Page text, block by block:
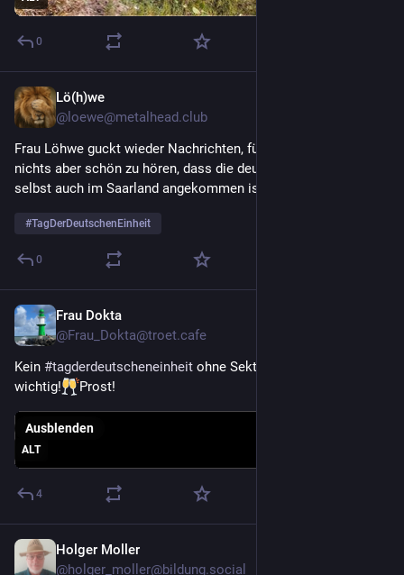
0
Lö(h)we
@ loewe@metalhead.club
Frau Löhwe guckt wieder Nachrichten, für mich ist das ja
nichts aber schön zu hören, dass die deutsche Einheit heute
selbst auch im Saarland angekommen ist
#TagDerDeutschenEinheit
0
Frau Dokta
@Frau_Dokta@troet.cafe
Kein #tagderdeutscheneinheit ohne Sekt. Traditionen so
wichtig!
Prost!
ALT
Ausblenden
4
Holger Moller
@holger_moller@bildung.social